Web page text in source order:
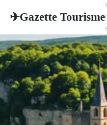
✈Gazette Tourisme